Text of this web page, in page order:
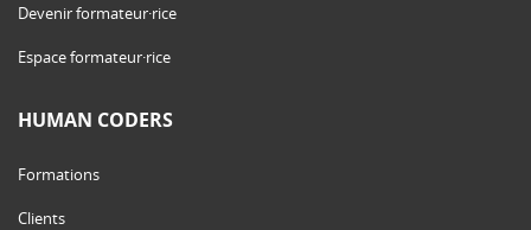
Devenir formateur·rice
Espace formateur·rice
HUMAN CODERS
Formations
Clients